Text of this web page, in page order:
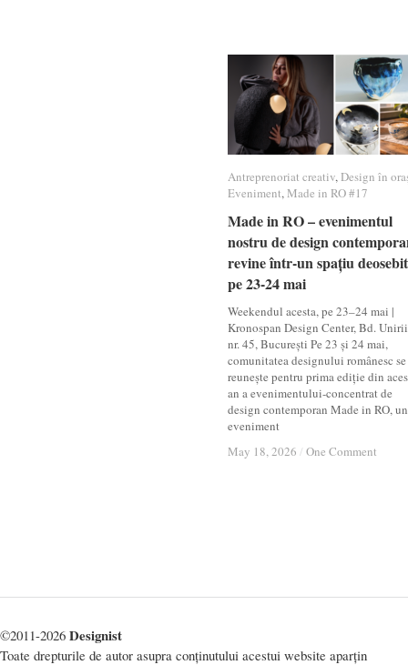
Antreprenoriat creativ,Design în
Eveniment,Made in RO #17
Made in RO – evenimentul
nostru de design
revine într-un spațiu
pe 23-24 mai
Weekendul acesta, pe 23–24 mai |
Kronospan Design Center, Bd. Unirii
nr. 45, București Pe 23 și 24 mai,
comunitatea designului românesc se
reunește pentru prima ediție din
an a evenimentului-concentrat de
design contemporan Made in RO, un
eveniment
May 18, 2026 / One Comment
Antreprenoriat creativ Design în
Eveniment Made in RO #17
Made in RO – evenimentul
nostru de design
revine într-un spațiu
pe 23-24 mai
May 18, 2026 / One Comment
©2011-2026 Designist
Toate drepturile de autor asupra conținutului acestui website aparțin